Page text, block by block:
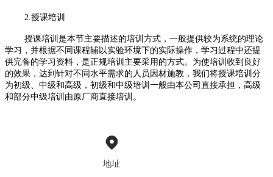
2.授课培训
授课培训是本节主要描述的培训方式，一般提供较为系统的理论
学习，并根据不同课程辅以实验环境下的实际操作，学习过程中还提
供完备的学习资料，是正规培训主要采用的方式。为使培训收到良好
的效果，达到针对不同水平需求的人员因材施教，我们将授课培训分
为初级、中级和高级，初级和中级培训一般由本公司直接承担，高级
和部分中级培训由原厂商直接培训。
地址